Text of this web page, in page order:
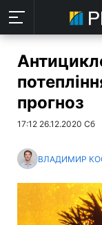
прогноз
17:12 26.12.2020 Сб
ВЛАДИМИР